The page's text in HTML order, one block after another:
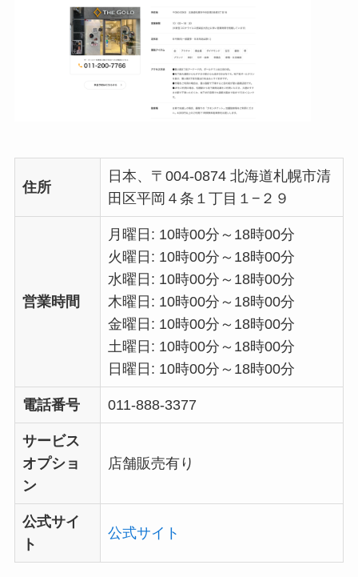
住所
日本、〒004-0874 北海道札幌市清
田区平岡４条１丁目１−２９
営業時間
月曜日: 10時00分～18時00分
火曜日: 10時00分～18時00分
水曜日: 10時00分～18時00分
木曜日: 10時00分～18時00分
金曜日: 10時00分～18時00分
土曜日: 10時00分～18時00分
日曜日: 10時00分～18時00分
電話番号 011-888-3377
サービス
オプショ
ン
店舗販売有り
公式サイ
ト
公式サイト